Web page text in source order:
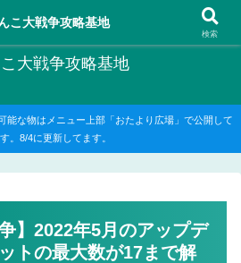
すが、他のゲームの記事もたまに書いてます
大戦争攻略基地
能な物はメニュー上部「おたより広場」で公開して
。8/4に更新してます。
】2022年5月のアップデ
トの最大数が17まで解
こ大戦争攻略基地
検索